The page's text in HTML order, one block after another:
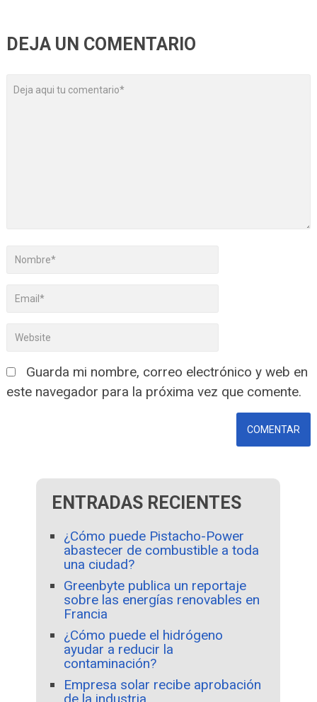
DEJA UN COMENTARIO
Guarda mi nombre, correo electrónico y web en
este navegador para la próxima vez que comente.
ENTRADAS RECIENTES
¿Cómo puede Pistacho-Power
abastecer de combustible a toda
una ciudad?
Greenbyte publica un reportaje
sobre las energías renovables en
Francia
¿Cómo puede el hidrógeno
ayudar a reducir la
contaminación?
Empresa solar recibe aprobación